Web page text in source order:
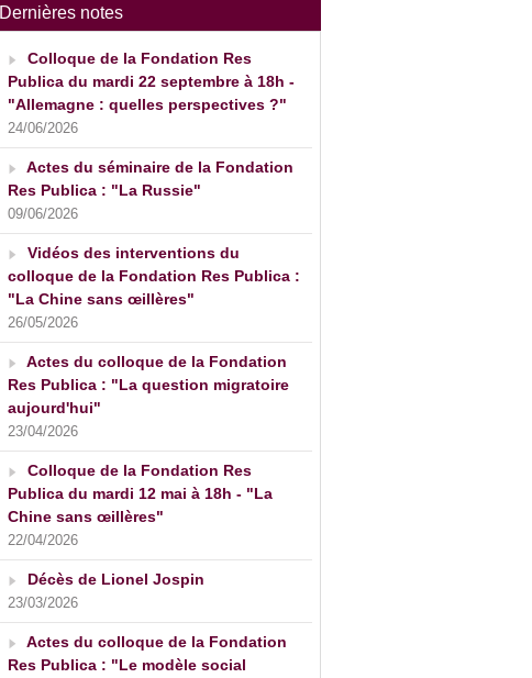
Dernières notes
Colloque de la Fondation Res
Publica du mardi 22 septembre à 18h -
"Allemagne : quelles perspectives ?"
24/06/2026
Actes du séminaire de la Fondation
Res Publica : "La Russie"
09/06/2026
Vidéos des interventions du
colloque de la Fondation Res Publica :
"La Chine sans œillères"
26/05/2026
Actes du colloque de la Fondation
Res Publica : "La question migratoire
aujourd'hui"
23/04/2026
Colloque de la Fondation Res
Publica du mardi 12 mai à 18h - "La
Chine sans œillères"
22/04/2026
Décès de Lionel Jospin
23/03/2026
Actes du colloque de la Fondation
Res Publica : "Le modèle social